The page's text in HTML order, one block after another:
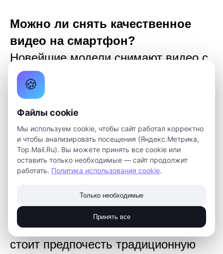
Можно ли снять качественное
видео на смартфон?
Новейшие модели снимают видео с
разрешением 4К и даже 8К. Они
становятся все лучше и лучше,
используя вычислительную
фотографию, чтобы преодолеть
ограничения. При этом смартфон
всегда с вами, идеально подходит
для путешествий и повседневной
Однако на самом деле существует
множество причин, по которым
стоит предпочесть традиционную
🍪
Файлы cookie
Мы используем cookie, чтобы сайт работал корректно
и чтобы анализировать посещения (Яндекс.Метрика,
Top.Mail.Ru). Вы можете принять все cookie или
оставить только необходимые — сайт продолжит
работать. Политика использования cookie.
Только необходимые
Принять все